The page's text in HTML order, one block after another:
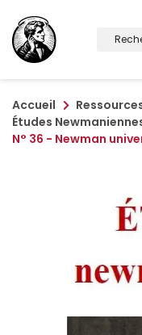
Accueil
Études
N° 36 - Newman